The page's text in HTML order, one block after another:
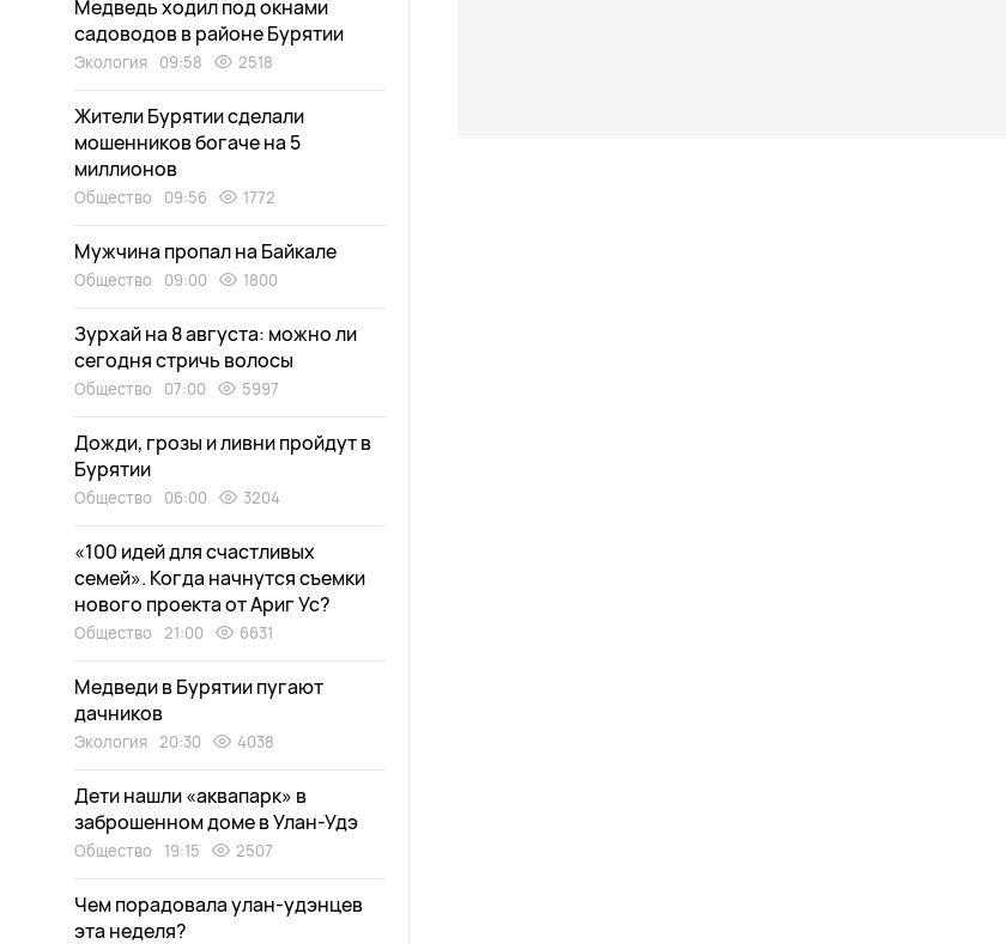
Медведь ходил под окнами
садоводов в районе Бурятии
Экология 09:58 2518
Жители Бурятии сделали
мошенников богаче на 5
миллионов
Общество 09:56 1772
Мужчина пропал на Байкале
Общество 09:00 1800
Зурхай на 8 августа: можно ли
сегодня стричь волосы
Общество 07:00 5997
Дожди, грозы и ливни пройдут в
Бурятии
Общество 06:00 3204
«100 идей для счастливых
семей». Когда начнутся съемки
нового проекта от Ариг Ус?
Общество 21:00 6631
Медведи в Бурятии пугают
дачников
Экология 20:30 4038
Дети нашли «аквапарк» в
заброшенном доме в Улан-Удэ
Общество 19:15 2507
Чем порадовала улан-удэнцев
эта неделя?